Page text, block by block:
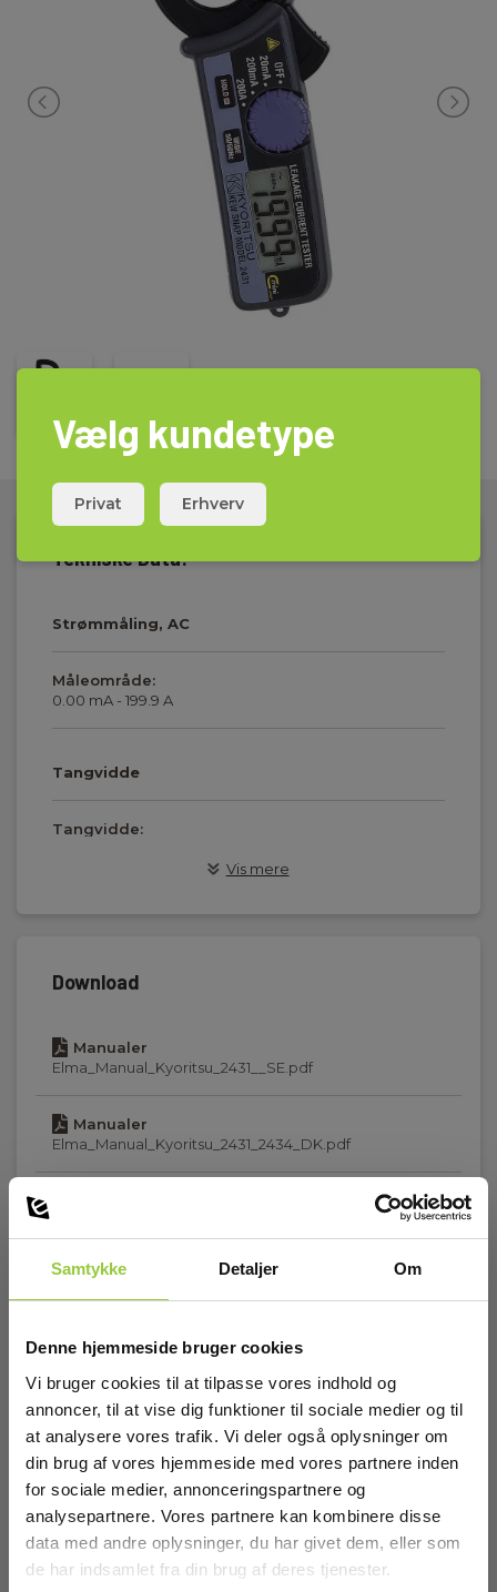
Samtykke Detaljer Om
Denne hjemmeside bruger cookies
Vi bruger cookies til at tilpasse vores indhold og
annoncer, til at vise dig funktioner til sociale medier og til
at analysere vores trafik. Vi deler også oplysninger om
din brug af vores hjemmeside med vores partnere inden
for sociale medier, annonceringspartnere og
analysepartnere. Vores partnere kan kombinere disse
data med andre oplysninger, du har givet dem, eller som
de har indsamlet fra din brug af deres tjenester.
Tekniske Data:
Strømmåling, AC
Måleområde:
0.00 mA - 199.9 A
Tangvidde
Tangvidde:
Display:
Standarder og normer
Instrumentegenskaber:
IEC/EN 61010-1,IEC/EN 61010-2-032,IEC/EN 61326-1
IEC 61010-1 målekategori:
Batteri:
2 x LR44/SR44 Alkaline (inkl.)
Dimensioner
H x B x D:
Vis mere
Download
Manualer
Elma_Manual_Kyoritsu_2431__SE.pdf
Manualer
Elma_Manual_Kyoritsu_2431_2434_DK.pdf
Tilbehør
Vælg kundetype
Privat Erhverv